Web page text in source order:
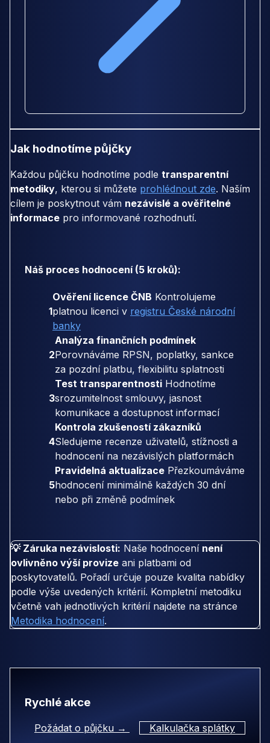
Jak hodnotíme půjčky
Každou půjčku hodnotíme podle transparentní
metodiky, kterou si můžete prohlédnout zde. Naším
cílem je poskytnout vám nezávislé a ověřitelné
informace pro informované rozhodnutí.
Náš proces hodnocení (5 kroků):
1
Ověření licence ČNB Kontrolujeme
platnou licenci v registru České národní
banky
2
Analýza finančních podmínek
Porovnáváme RPSN, poplatky, sankce
za pozdní platbu, flexibilitu splatnosti
3
Test transparentnosti Hodnotíme
srozumitelnost smlouvy, jasnost
komunikace a dostupnost informací
4
Kontrola zkušeností zákazníků
Sledujeme recenze uživatelů, stížnosti a
hodnocení na nezávislých platformách
5
Pravidelná aktualizace Přezkoumáváme
hodnocení minimálně každých 30 dní
nebo při změně podmínek
💡 Záruka nezávislosti: Naše hodnocení není
ovlivněno výší provize ani platbami od
poskytovatelů. Pořadí určuje pouze kvalita nabídky
podle výše uvedených kritérií. Kompletní metodiku
včetně vah jednotlivých kritérií najdete na stránce
Metodika hodnocení.
Rychlé akce
Požádat o půjčku → Kalkulačka splátky